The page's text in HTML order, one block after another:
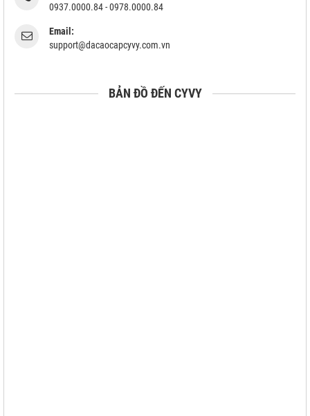
0937.0000.84 - 0978.0000.84
Email:
support@dacaocapcyvy.com.vn
BẢN ĐỒ ĐẾN CYVY